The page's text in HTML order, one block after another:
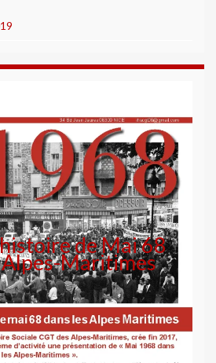
de Mai 68
Alpes-Maritimes